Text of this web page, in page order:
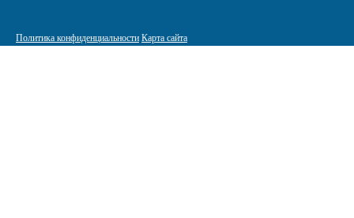
Политика конфиденциальности Карта сайта